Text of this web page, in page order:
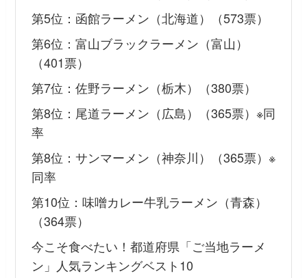
第5位：函館ラーメン（北海道）（573票）
第6位：富山ブラックラーメン（富山）
（401票）
第7位：佐野ラーメン（栃木）（380票）
第8位：尾道ラーメン（広島）（365票）※同
率
第8位：サンマーメン（神奈川）（365票）※
同率
第10位：味噌カレー牛乳ラーメン（青森）
（364票）
今こそ食べたい！都道府県「ご当地ラーメ
ン」人気ランキングベスト10